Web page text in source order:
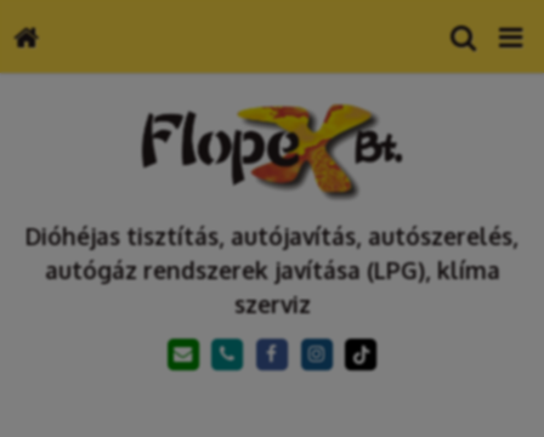
Dióhéjas tisztítás, autójavítás, autószerelés,
autógáz rendszerek javítása (LPG), klíma
szerviz